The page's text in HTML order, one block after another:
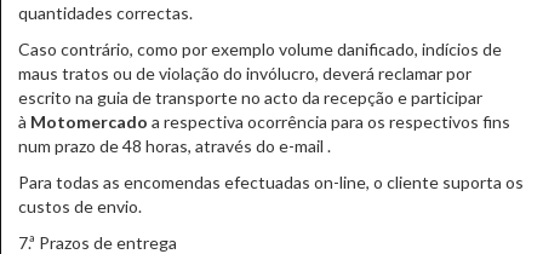
quantidades correctas.
Caso contrário, como por exemplo volume danificado, indícios de
maus tratos ou de violação do invólucro, deverá reclamar por
escrito na guia de transporte no acto da recepção e participar
à Motomercado a respectiva ocorrência para os respectivos fins
num prazo de 48 horas, através do e-mail .
Para todas as encomendas efectuadas on-line, o cliente suporta os
custos de envio.
7.ª Prazos de entrega